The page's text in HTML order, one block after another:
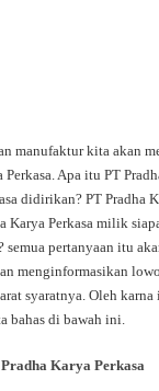
manufaktur kita akan
Apa itu PT
didirikan? PT Pradha
Karya Perkasa milik
semua pertanyaan itu
menginformasikan
syaratnya. Oleh
bahas di bawah ini.
Karya Perkasa